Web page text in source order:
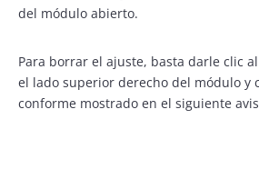
del módulo abierto.
Para borrar el ajuste, basta darle clic
el lado superior derecho del módulo y
conforme mostrado en el siguiente